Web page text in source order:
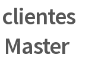
clientes
Master